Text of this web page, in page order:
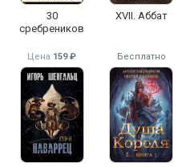
30
сребреников
XVII. Аббат
Цена 159 ₽ Бесплатно